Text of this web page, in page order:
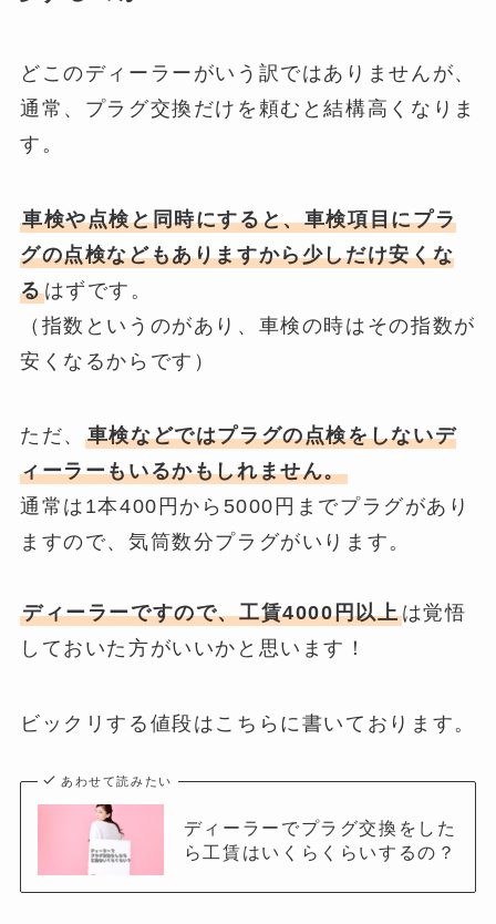
どこのディーラーがいう訳ではありませんが、
通常、プラグ交換だけを頼むと結構高くなりま
す。
車検や点検と同時にすると、車検項目にプラ
グの点検などもありますから少しだけ安くな
るはずです。
（指数というのがあり、車検の時はその指数が
安くなるからです）
ただ、 車検などではプラグの点検をしないデ
ィーラーもいるかもしれません。
通常は1本400円から5000円までプラグがあり
ますので、気筒数分プラグがいります。
ディーラーですので、工賃4000円以上は覚悟
しておいた方がいいかと思います！
ビックリする値段はこちらに書いております。
あわせて読みたい
ディーラーでプラグ交換をした
ら工賃はいくらくらいするの？